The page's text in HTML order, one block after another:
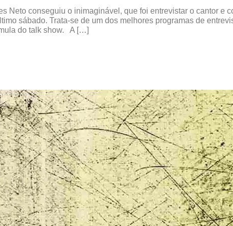
Neto conseguiu o inimaginável, que foi entrevistar o cantor e
sábado. Trata-se de um dos melhores programas de
do talk show. A […]